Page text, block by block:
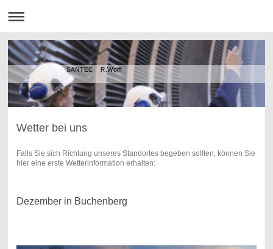
SANTEC R.Wolff
Wetter bei uns
Falls Sie sich Richtung unseres Standortes begeben sollten, können Sie
hier eine erste Wetterinformation erhalten:
Dezember in Buchenberg